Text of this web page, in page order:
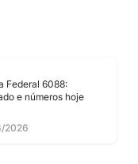
Federal 6088:
e números hoje
2026